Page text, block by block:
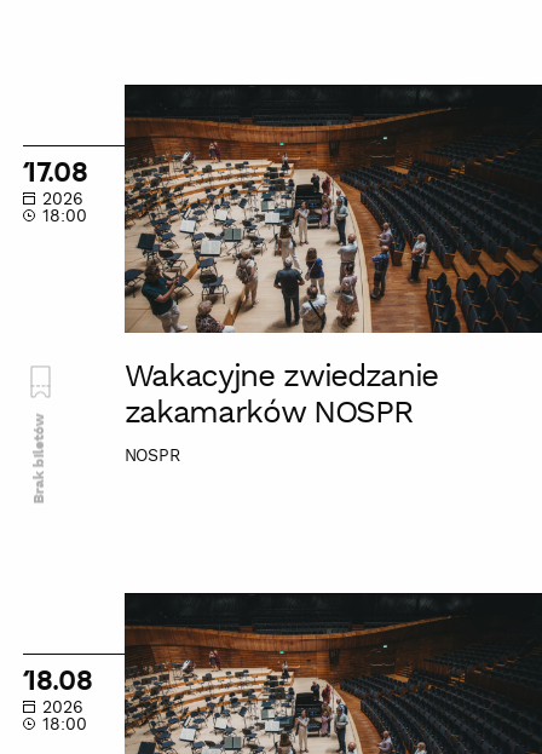
zwiedzanie
zakamarków
NOSPR
17.08
2026
18:00
Wakacyjne zwiedzanie
zakamarków NOSPR
NOSPR
Brak biletów
zwiedzanie
zakamarków
NOSPR
18.08
2026
18:00